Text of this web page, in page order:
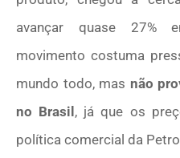
avançar quase 27%
movimento costuma
mundo todo, mas não
no Brasil, já que os
política comercial da